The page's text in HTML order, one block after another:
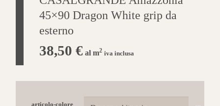
45×90 Dragon White grip da
esterno
38,50 € al m2 iva inclusa